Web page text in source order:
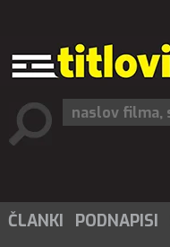
ČLANKI PODNAPISI